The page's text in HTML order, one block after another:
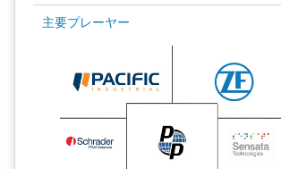
主要プレーヤー